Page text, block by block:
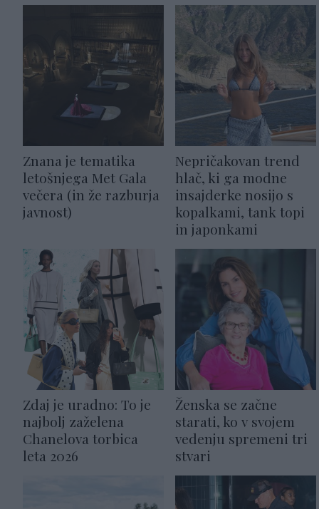
Znana je tematika
letošnjega Met Gala
večera (in že razburja
javnost)
Nepričakovan trend
hlač, ki ga modne
insajderke nosijo s
kopalkami, tank topi
in japonkami
Zdaj je uradno: To je
najbolj zaželena
Chanelova torbica
leta 2026
Ženska se začne
starati, ko v svojem
vedenju spremeni tri
stvari